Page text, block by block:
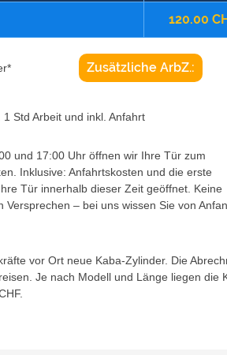
120.00
Zusätzliche ArbZ.:
Std Arbeit und inkl. Anfahrt
und 17:00 Uhr öffnen wir Ihre Tür zum
Inklusive: Anfahrtskosten und die erste
Tür innerhalb dieser Zeit geöffnet. Keine
– bei uns wissen Sie von
vor Ort neue Kaba-Zylinder. Die
Je nach Modell und Länge liegen die